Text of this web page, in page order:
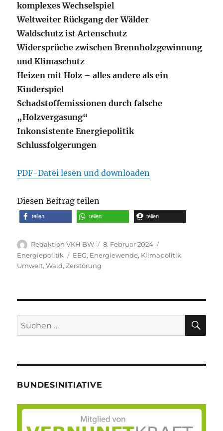
komplexes Wechselspiel
Weltweiter Rückgang der Wälder
Waldschutz ist Artenschutz
Widersprüche zwischen Brennholzgewinnung
und Klimaschutz
Heizen mit Holz – alles andere als ein
Kinderspiel
Schadstoffemissionen durch falsche
„Holzvergasung“
Inkonsistente Energiepolitik
Schlussfolgerungen
PDF-Datei lesen und downloaden
Diesen Beitrag teilen
teilen teilen teilen
Autor
Redaktion VKH BW
Veröffentlicht
am
8. Februar 2024
Energiepolitik
Schlagwörter
EEG, Energiewende, Klimapolitik,
Umwelt,Wald,Zerstörung
Suche
nach:
BUNDESINITIATIVE